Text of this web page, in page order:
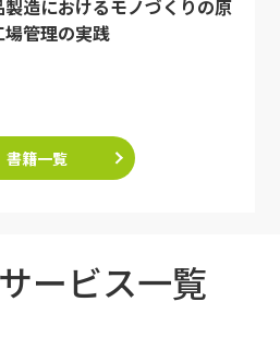
製造におけるモノづくりの原
場管理の実践
書籍一覧
ービス一覧